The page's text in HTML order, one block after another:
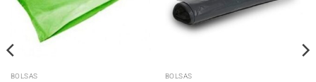
BOLSAS BOLSAS